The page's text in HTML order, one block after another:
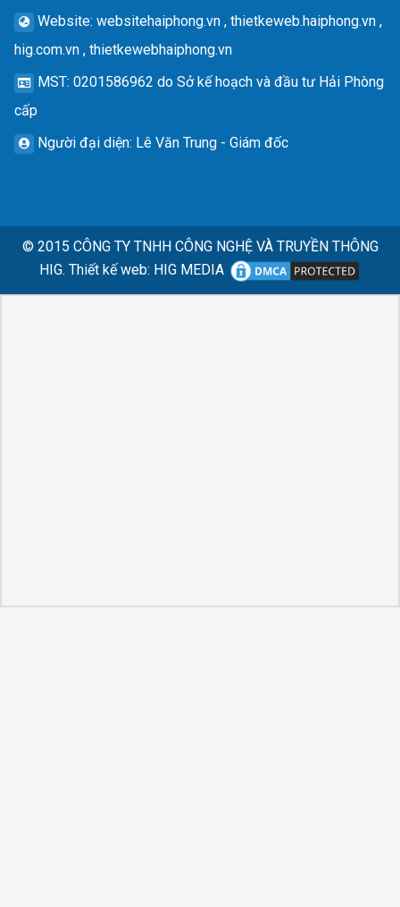
Website: websitehaiphong.vn , thietkeweb.haiphong.vn ,
hig.com.vn , thietkewebhaiphong.vn
MST: 0201586962 do Sở kế hoạch và đầu tư Hải Phòng
cấp
Người đại diện: Lê Văn Trung - Giám đốc
© 2015 CÔNG TY TNHH CÔNG NGHỆ VÀ TRUYỀN THÔNG
HIG. Thiết kế web: HIG MEDIA